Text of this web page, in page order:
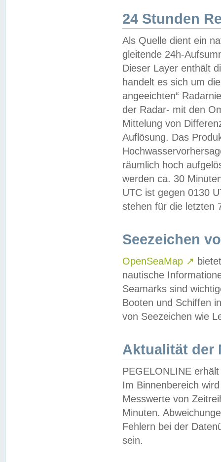
24 Stunden
Als Quelle dient ein
gleitende 24h-
Dieser Layer enthält
handelt es sich um
angeeichten“
der Radar- mit den
Mittelung von
Auflösung. Das
räumlich hoch
werden ca. 30
UTC ist gegen 0130
stehen für die letzten
Seezeichen
OpenSeaMap ↗
nautische
Seamarks sind
Booten und Schiffen
von Seezeichen wie
Aktualität der
PEGELONLINE
Im Binnenbereich
Messwerte von
Minuten.
Fehlern bei der
sein.